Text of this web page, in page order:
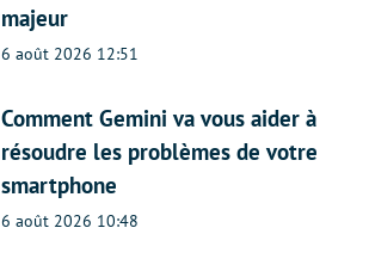
majeur
6 août 2026 12:51
Comment Gemini va vous aider à
résoudre les problèmes de votre
smartphone
6 août 2026 10:48